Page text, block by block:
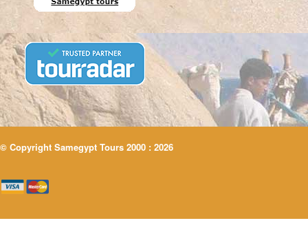
© Copyright Samegypt Tours 2000 : 2026